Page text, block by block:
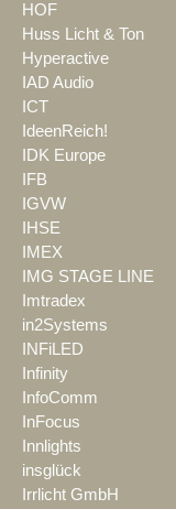
HOF
Huss Licht & Ton
Hyperactive
IAD Audio
ICT
IdeenReich!
IDK Europe
IFB
IGVW
IHSE
IMEX
IMG STAGE LINE
Imtradex
in2Systems
INFiLED
Infinity
InfoComm
InFocus
Innlights
insglück
Irrlicht GmbH